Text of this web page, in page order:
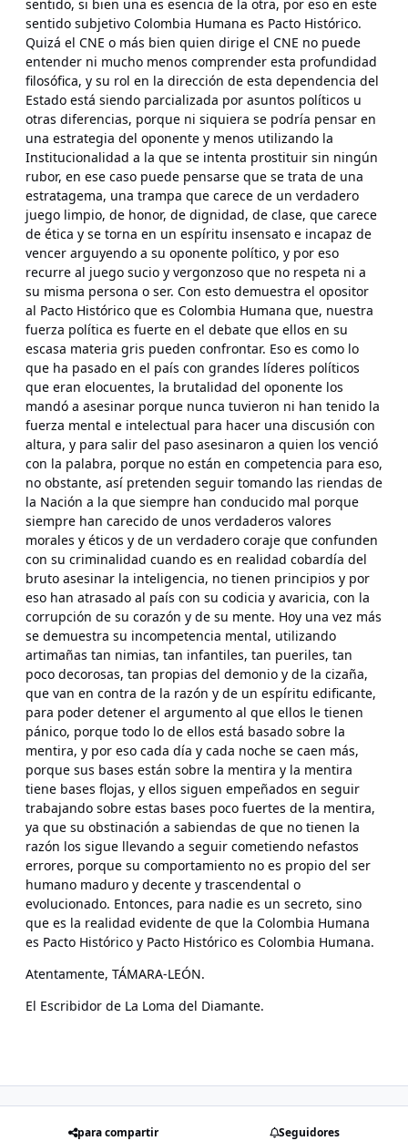
sentido, si bien una es esencia de la otra, por eso en este
sentido subjetivo Colombia Humana es Pacto Histórico.
Quizá el CNE o más bien quien dirige el CNE no puede
entender ni mucho menos comprender esta profundidad
filosófica, y su rol en la dirección de esta dependencia del
Estado está siendo parcializada por asuntos políticos u
otras diferencias, porque ni siquiera se podría pensar en
una estrategia del oponente y menos utilizando la
Institucionalidad a la que se intenta prostituir sin ningún
rubor, en ese caso puede pensarse que se trata de una
estratagema, una trampa que carece de un verdadero
juego limpio, de honor, de dignidad, de clase, que carece
de ética y se torna en un espíritu insensato e incapaz de
vencer arguyendo a su oponente político, y por eso
recurre al juego sucio y vergonzoso que no respeta ni a
su misma persona o ser. Con esto demuestra el opositor
al Pacto Histórico que es Colombia Humana que, nuestra
fuerza política es fuerte en el debate que ellos en su
escasa materia gris pueden confrontar. Eso es como lo
que ha pasado en el país con grandes líderes políticos
que eran elocuentes, la brutalidad del oponente los
mandó a asesinar porque nunca tuvieron ni han tenido la
fuerza mental e intelectual para hacer una discusión con
altura, y para salir del paso asesinaron a quien los venció
con la palabra, porque no están en competencia para eso,
no obstante, así pretenden seguir tomando las riendas de
la Nación a la que siempre han conducido mal porque
siempre han carecido de unos verdaderos valores
morales y éticos y de un verdadero coraje que confunden
con su criminalidad cuando es en realidad cobardía del
bruto asesinar la inteligencia, no tienen principios y por
eso han atrasado al país con su codicia y avaricia, con la
corrupción de su corazón y de su mente. Hoy una vez más
se demuestra su incompetencia mental, utilizando
artimañas tan nimias, tan infantiles, tan pueriles, tan
poco decorosas, tan propias del demonio y de la cizaña,
que van en contra de la razón y de un espíritu edificante,
para poder detener el argumento al que ellos le tienen
pánico, porque todo lo de ellos está basado sobre la
mentira, y por eso cada día y cada noche se caen más,
porque sus bases están sobre la mentira y la mentira
tiene bases flojas, y ellos siguen empeñados en seguir
trabajando sobre estas bases poco fuertes de la mentira,
ya que su obstinación a sabiendas de que no tienen la
razón los sigue llevando a seguir cometiendo nefastos
errores, porque su comportamiento no es propio del ser
humano maduro y decente y trascendental o
evolucionado. Entonces, para nadie es un secreto, sino
que es la realidad evidente de que la Colombia Humana
es Pacto Histórico y Pacto Histórico es Colombia Humana.
Atentamente, TÁMARA-LEÓN.
El Escribidor de La Loma del Diamante.
para compartir Seguidores